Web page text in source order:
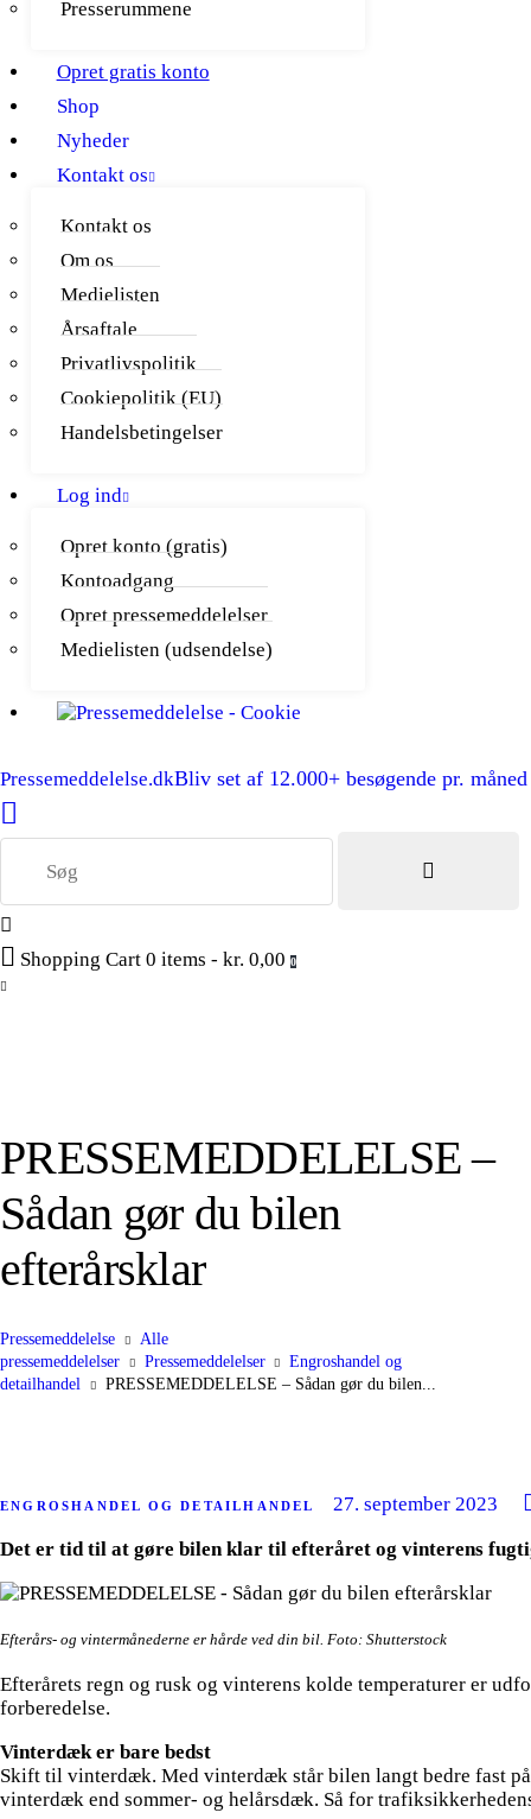
Presserummene
Opret gratis konto
Shop
Nyheder
Kontakt os
Kontakt os
Om os
Medielisten
Årsaftale
Privatlivspolitik
Cookiepolitik (EU)
Handelsbetingelser
Log ind
Opret konto (gratis)
Kontoadgang
Opret pressemeddelelser
Medielisten (udsendelse)
Pressemeddelelse.dkBliv set af 12.000+ besøgende pr. måned
Shopping Cart 0 items - kr. 0,00 0
PRESSEMEDDELELSE –
Sådan gør du bilen
efterårsklar
Pressemeddelelse
Alle
pressemeddelelser
Pressemeddelelser
Engroshandel og
detailhandel
PRESSEMEDDELELSE – Sådan gør du bilen...
ENGROSHANDEL OG DETAILHANDEL
27. september 2023
Det er tid til at gøre bilen klar til efteråret og vinterens
Efterårs- og vintermånederne er hårde ved din bil. Foto: Shutterstock
Efterårets regn og rusk og vinterens kolde temperaturer er
forberedelse.
Vinterdæk er bare bedst
Skift til vinterdæk. Med vinterdæk står bilen langt bedre fast
vinterdæk end sommer- og helårsdæk. Så for